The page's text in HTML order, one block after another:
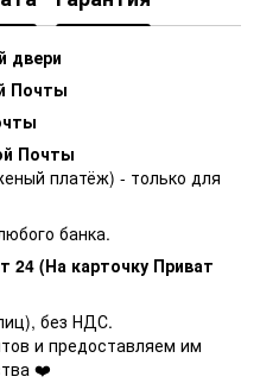
двери
Почты
Почты
платёж) - только для
банка.
24 (На карточку Приват
без НДС.
и предоставляем им
❤️